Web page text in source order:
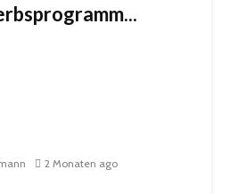
2 Monaten ago